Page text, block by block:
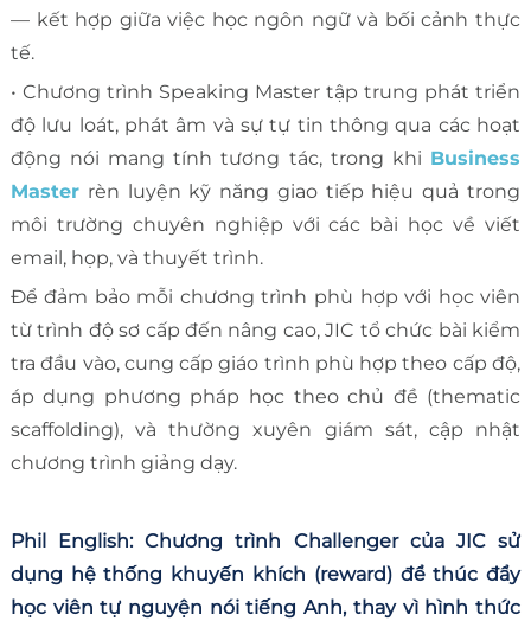
— kết hợp giữa việc học ngôn ngữ và bối cảnh thực
tế.
• Chương trình Speaking Master tập trung phát triển
độ lưu loát, phát âm và sự tự tin thông qua các hoạt
động nói mang tính tương tác, trong khi Business
Masterrèn luyện kỹ năng giao tiếp hiệu quả trong
môi trường chuyên nghiệp với các bài học về viết
email, họp, và thuyết trình.
Để đảm bảo mỗi chương trình phù hợp với học viên
từ trình độ sơ cấp đến nâng cao, JIC tổ chức bài kiểm
tra đầu vào, cung cấp giáo trình phù hợp theo cấp độ,
áp dụng phương pháp học theo chủ đề (thematic
scaffolding), và thường xuyên giám sát, cập nhật
chương trình giảng dạy.
Phil English: Chương trình Challenger của JIC sử
dụng hệ thống khuyến khích (reward) để thúc đẩy
học viên tự nguyện nói tiếng Anh, thay vì hình thức